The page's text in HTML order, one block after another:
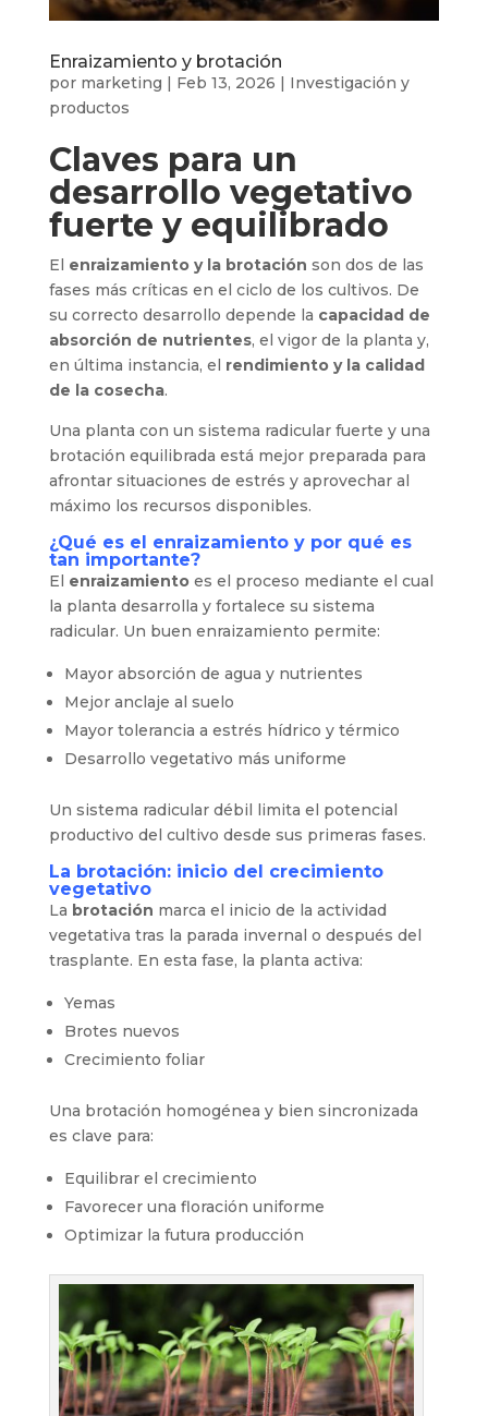
Enraizamiento y brotación
por marketing | Feb 13, 2026 | Investigación y
productos
Claves para un
desarrollo vegetativo
fuerte y equilibrado
El enraizamiento y la brotación son dos de las
fases más críticas en el ciclo de los cultivos. De
su correcto desarrollo depende la capacidad de
absorción de nutrientes, el vigor de la planta y,
en última instancia, el rendimiento y la calidad
de la cosecha.
Una planta con un sistema radicular fuerte y una
brotación equilibrada está mejor preparada para
afrontar situaciones de estrés y aprovechar al
máximo los recursos disponibles.
¿Qué es el enraizamiento y por qué es
tan importante?
El enraizamientoes el proceso mediante el cual
la planta desarrolla y fortalece su sistema
radicular. Un buen enraizamiento permite:
Mayor absorción de agua y nutrientes
Mejor anclaje al suelo
Mayor tolerancia a estrés hídrico y térmico
Desarrollo vegetativo más uniforme
Un sistema radicular débil limita el potencial
productivo del cultivo desde sus primeras fases.
La brotación: inicio del crecimiento
vegetativo
La brotación marca el inicio de la actividad
vegetativa tras la parada invernal o después del
trasplante. En esta fase, la planta activa:
Yemas
Brotes nuevos
Crecimiento foliar
Una brotación homogénea y bien sincronizada
es clave para:
Equilibrar el crecimiento
Favorecer una floración uniforme
Optimizar la futura producción